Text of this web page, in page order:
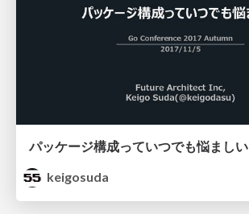
パッケージ構成っていつでも悩ましい
keigosuda